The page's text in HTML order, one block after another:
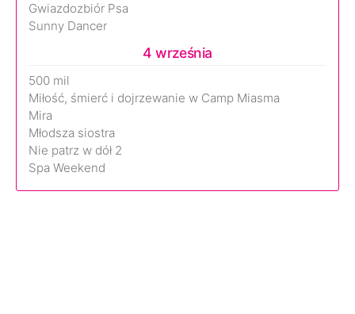
Gwiazdozbiór Psa
Sunny Dancer
4 września
500 mil
Miłość, śmierć i dojrzewanie w Camp Miasma
Mira
Młodsza siostra
Nie patrz w dół 2
Spa Weekend